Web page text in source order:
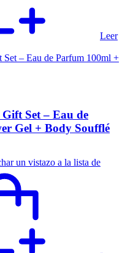
Leer
Set – Eau de
Gel + Body Soufflé
un vistazo a la lista de